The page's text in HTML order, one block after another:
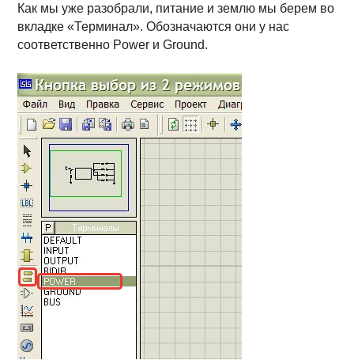
Как мы уже разобрали, питание и землю мы берем во
вкладке «Терминал». Обозначаются они у нас
соответственно Power и Ground.